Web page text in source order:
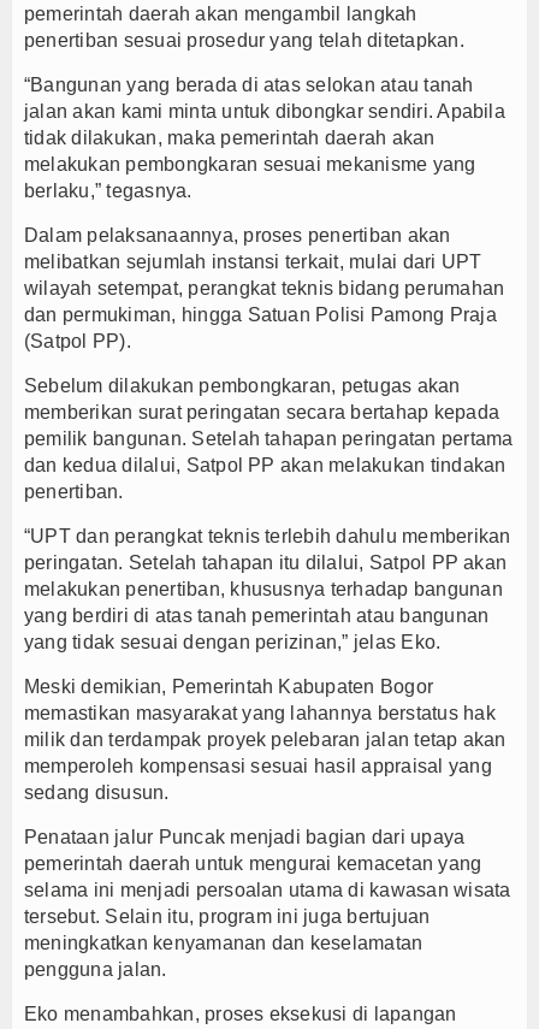
pemerintah daerah akan mengambil langkah
penertiban sesuai prosedur yang telah ditetapkan.
“Bangunan yang berada di atas selokan atau tanah
jalan akan kami minta untuk dibongkar sendiri. Apabila
tidak dilakukan, maka pemerintah daerah akan
melakukan pembongkaran sesuai mekanisme yang
berlaku,” tegasnya.
Dalam pelaksanaannya, proses penertiban akan
melibatkan sejumlah instansi terkait, mulai dari UPT
wilayah setempat, perangkat teknis bidang perumahan
dan permukiman, hingga Satuan Polisi Pamong Praja
(Satpol PP).
Sebelum dilakukan pembongkaran, petugas akan
memberikan surat peringatan secara bertahap kepada
pemilik bangunan. Setelah tahapan peringatan pertama
dan kedua dilalui, Satpol PP akan melakukan tindakan
penertiban.
“UPT dan perangkat teknis terlebih dahulu memberikan
peringatan. Setelah tahapan itu dilalui, Satpol PP akan
melakukan penertiban, khususnya terhadap bangunan
yang berdiri di atas tanah pemerintah atau bangunan
yang tidak sesuai dengan perizinan,” jelas Eko.
Meski demikian, Pemerintah Kabupaten Bogor
memastikan masyarakat yang lahannya berstatus hak
milik dan terdampak proyek pelebaran jalan tetap akan
memperoleh kompensasi sesuai hasil appraisal yang
sedang disusun.
Penataan jalur Puncak menjadi bagian dari upaya
pemerintah daerah untuk mengurai kemacetan yang
selama ini menjadi persoalan utama di kawasan wisata
tersebut. Selain itu, program ini juga bertujuan
meningkatkan kenyamanan dan keselamatan
pengguna jalan.
Eko menambahkan, proses eksekusi di lapangan